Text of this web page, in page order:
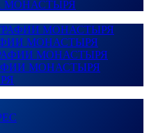
МОНАСТЫРЯ
МОНАСТЫРЯ
МОНАСТЫРЯ
МОНАСТЫРЯ
МОНАСТЫРЯ